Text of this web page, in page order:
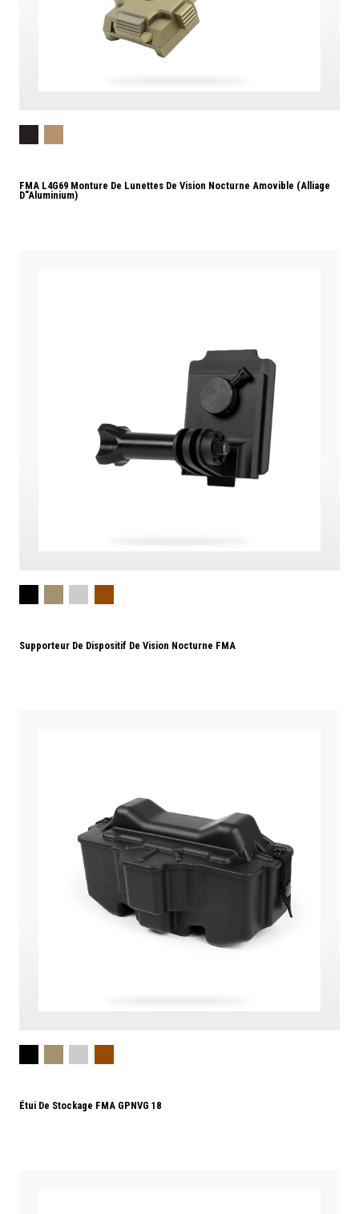
FMA L4G69 Monture De Lunettes De Vision Nocturne Amovible (alliage
D"aluminium)
Supporteur De Dispositif De Vision Nocturne FMA
Étui De Stockage FMA GPNVG 18